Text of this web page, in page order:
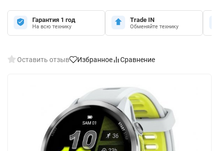
Гарантия 1 год
На всю технику
Trade IN
Обменяйте технику
Оставить отзыв Избранное Сравнение